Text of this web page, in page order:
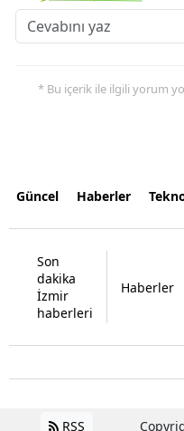
* Bu içerik ile ilgili yorum
Güncel Haberler
Son
dakika
İzmir
haberleri
Haberler
RSS